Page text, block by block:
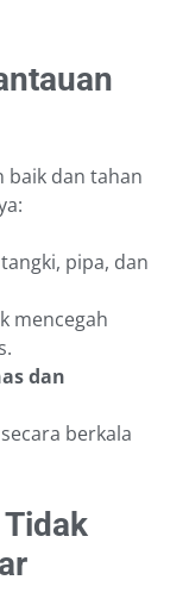
baik dan tahan
pipa, dan
mencegah
dan
berkala